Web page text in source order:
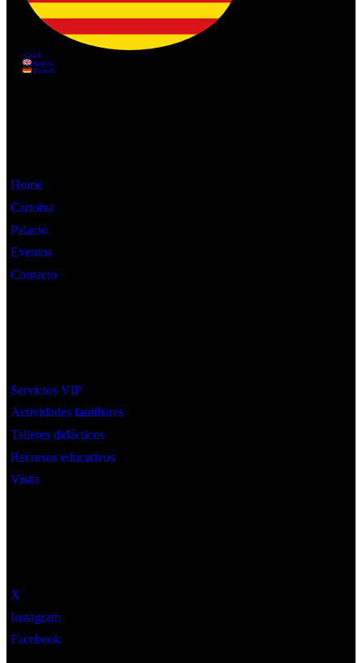
Home
Cartoixa
Palacio
Eventos
Contacto
Servicios VIP
Actividades familiares
Talleres didácticos
Recursos educativos
Visita
X
Instagram
Facebook